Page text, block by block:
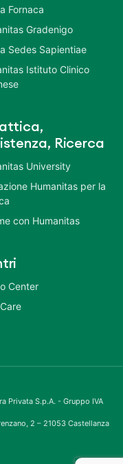
Fornaca
Gradenigo
Sedes Sapientiae
Istituto Clinico
Ricerca
University
Humanitas per la
con Humanitas
Center
Privata S.p.A. - Gruppo IVA
2 – 21053 Castellanza